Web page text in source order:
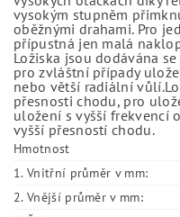
vysokým stupněm
oběžnými drahami. Pro
přípustná jen malá
Ložiska jsou dodávána
pro zvláštní případy
nebo větší radiální
přesnosti chodu, pro
uložení s vyšší frekvencí
vyšší přesností chodu.
Hmotnost
1. Vnitřní průměr v mm:
2. Vnější průměr v mm: